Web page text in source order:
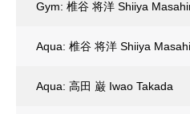
Gym: 椎谷 将洋 Shiiya
Aqua: 椎谷 将洋 Shiiya
Aqua: 高田 巌 Iwao Takada